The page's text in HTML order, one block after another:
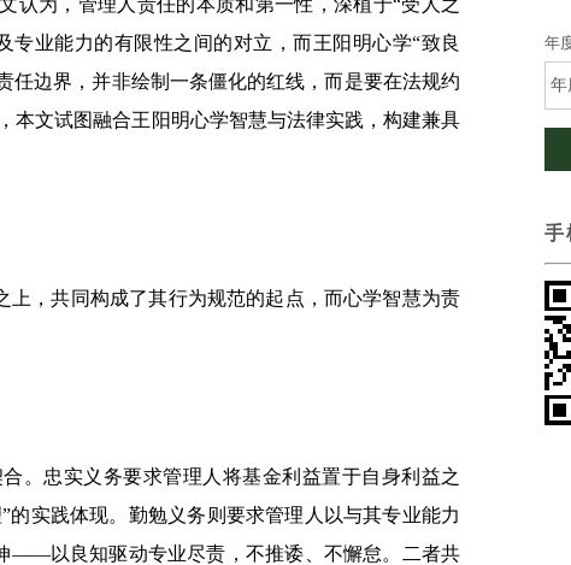
认为，管理人责任的本质和第一性，深植于“受人之
业能力的有限性之间的对立，而王阳明心学“致良
任边界，并非绘制一条僵化的红线，而是要在法规约
本文试图融合王阳明心学智慧与法律实践，构建兼具
，共同构成了其行为规范的起点，而心学智慧为责
。忠实义务要求管理人将基金利益置于自身利益之
的实践体现。勤勉义务则要求管理人以与其专业能力
——以良知驱动专业尽责，不推诿、不懈怠。二者共
年
手